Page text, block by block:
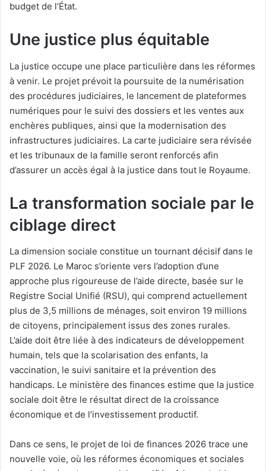
budget de l’État.
Une justice plus équitable
La justice occupe une place particulière dans les réformes
à venir. Le projet prévoit la poursuite de la numérisation
des procédures judiciaires, le lancement de plateformes
numériques pour le suivi des dossiers et les ventes aux
enchères publiques, ainsi que la modernisation des
infrastructures judiciaires. La carte judiciaire sera révisée
et les tribunaux de la famille seront renforcés afin
d’assurer un accès égal à la justice dans tout le Royaume.
La transformation sociale par le
ciblage direct
La dimension sociale constitue un tournant décisif dans le
PLF 2026. Le Maroc s’oriente vers l’adoption d’une
approche plus rigoureuse de l’aide directe, basée sur le
Registre Social Unifié (RSU), qui comprend actuellement
plus de 3,5 millions de ménages, soit environ 19 millions
de citoyens, principalement issus des zones rurales.
L’aide doit être liée à des indicateurs de développement
humain, tels que la scolarisation des enfants, la
vaccination, le suivi sanitaire et la prévention des
handicaps. Le ministère des finances estime que la justice
sociale doit être le résultat direct de la croissance
économique et de l’investissement productif.
Dans ce sens, le projet de loi de finances 2026 trace une
nouvelle voie, où les réformes économiques et sociales